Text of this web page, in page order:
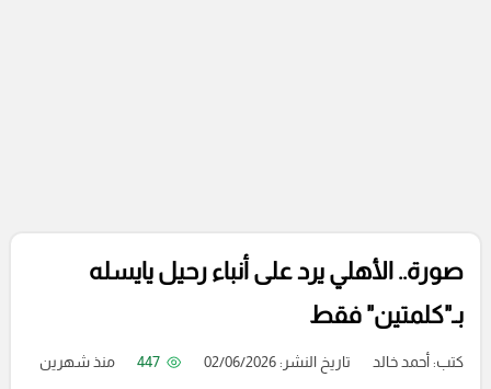
صورة.. الأهلي يرد على أنباء رحيل يايسله
بـ"كلمتين" فقط
كتب:أحمد خالد تاريخ النشر: 02/06/2026 447 منذ شهرين